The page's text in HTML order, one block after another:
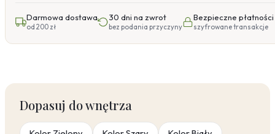
Darmowa dostawa
od 200 zł
30 dni na zwrot
bez podania przyczyny
Bezpieczne płatności
szyfrowane transakcje
Dopasuj do wnętrza